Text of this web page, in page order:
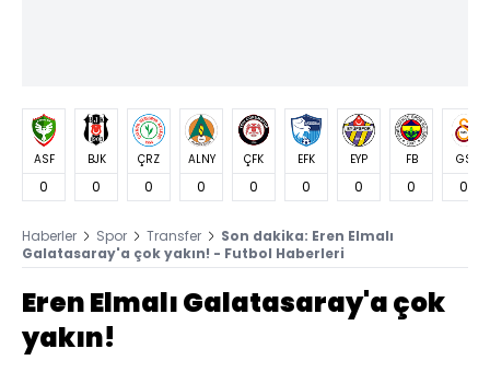
ASF
0
BJK
0
ÇRZ
0
ALNY
0
ÇFK
0
EFK
0
EYP
0
FB
0
GS
0
Haberler Spor Transfer
Son dakika: Eren Elmalı
Galatasaray'a çok yakın! - Futbol Haberleri
Eren Elmalı Galatasaray'a çok
yakın!